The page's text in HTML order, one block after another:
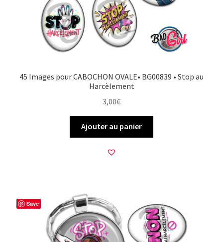
Politique de Confidentialité
Validation de la commande
45 Images pour CABOCHON OVALE• BG00839 • Stop au
Harcèlement
3,00€
Ajouter au panier
Save